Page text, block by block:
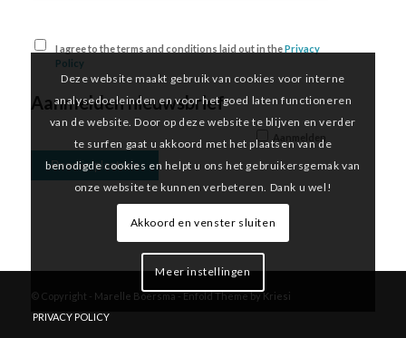
I agree to the terms and conditions laid out in thePrivacy
Policy
Aanmelden nieuwsbrief
© Copyright - Marelle Boersma-Enfold Theme by Kriesi
PRIVACY POLICY
Deze website maakt gebruik van cookies voor interne
analysedoeleinden en voor het goed laten functioneren
van de website. Door op deze website te blijven en verder
te surfen gaat u akkoord met het plaatsen van de
benodigde cookies en helpt u ons het gebruikersgemak van
onze website te kunnen verbeteren. Dank u wel!
Akkoord en venster sluiten
Meer instellingen